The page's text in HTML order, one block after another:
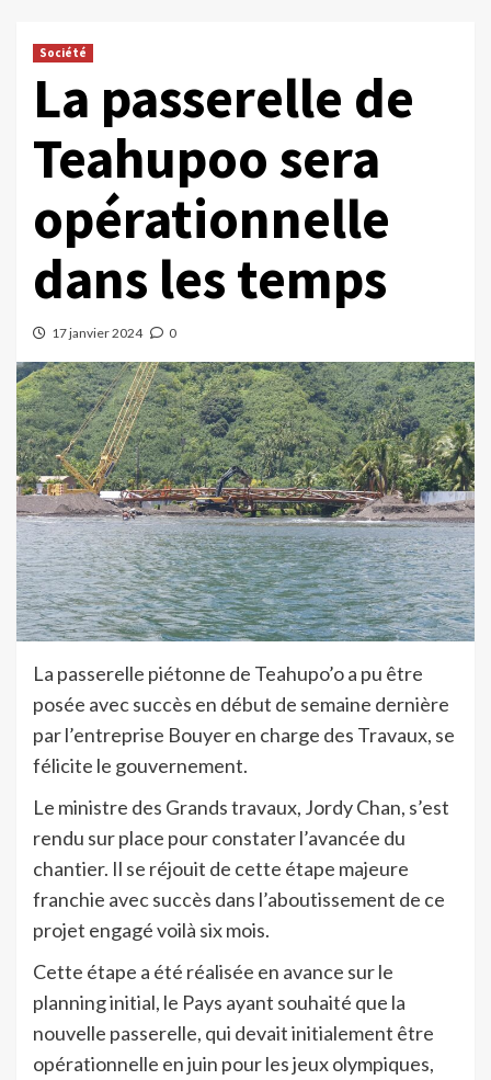
Société
La passerelle de
Teahupoo sera
opérationnelle
dans les temps
17 janvier 2024 0
La passerelle piétonne de Teahupo’o a pu être
posée avec succès en début de semaine dernière
par l’entreprise Bouyer en charge des Travaux, se
félicite le gouvernement.
Le ministre des Grands travaux, Jordy Chan, s’est
rendu sur place pour constater l’avancée du
chantier. Il se réjouit de cette étape majeure
franchie avec succès dans l’aboutissement de ce
projet engagé voilà six mois.
Cette étape a été réalisée en avance sur le
planning initial, le Pays ayant souhaité que la
nouvelle passerelle, qui devait initialement être
opérationnelle en juin pour les jeux olympiques,